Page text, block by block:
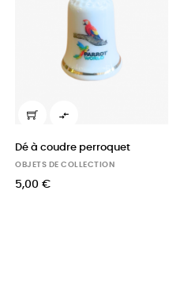

Dé à coudre perroquet
OBJETS DE COLLECTION
5,00 €